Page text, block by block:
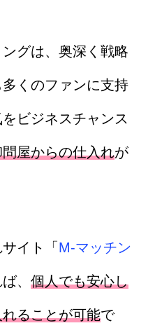
グは、奥深く戦略
くのファンに支持
ビジネスチャンス
問屋からの仕入れが
イト「M-マッチン
、 個人でも安心し
ることが可能で